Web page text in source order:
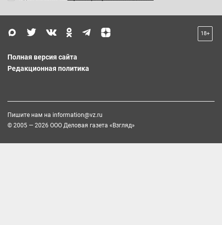
18+
Полная версия сайта
Редакционная политика
Пишите нам на information@vz.ru
© 2005 — 2026 ООО Деловая газета «Взгляд»